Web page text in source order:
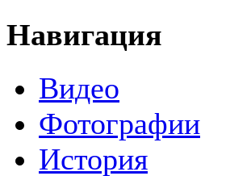
Навигация
Видео
Фотографии
История